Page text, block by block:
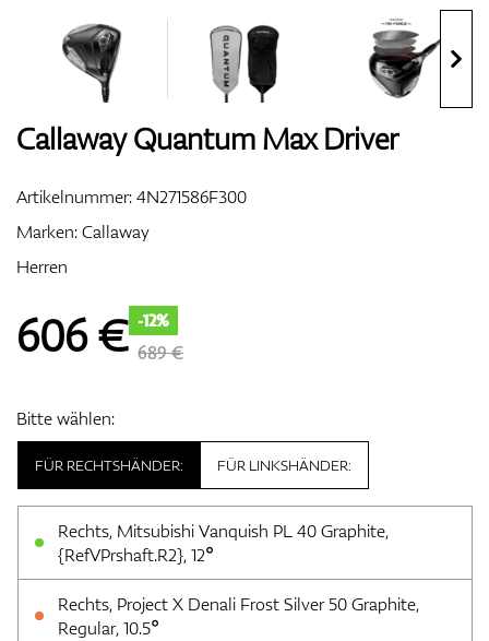
Bags
Callaway Quantum Max Driver
Artikelnummer:4N271586F300
Marken:Callaway
Herren
606€ -12%
689 €
Bitte wählen:
FÜR RECHTSHÄNDER:
Rechts, Mitsubishi Vanquish PL 40 Graphite,
{RefVPrshaft.R2}, 12°
Rechts, Project X Denali Frost Silver 50 Graphite,
Regular, 10.5°
FÜR LINKSHÄNDER: